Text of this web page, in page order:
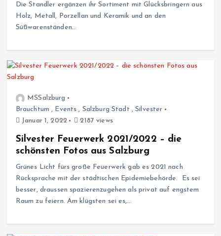
Die Standler ergänzen ihr Sortiment mit Glücksbringern aus
Holz, Metall, Porzellan und Keramik und an den
Süßwarenständen…
MSSalzburg
Brauchtum , Events , Salzburg Stadt ,Silvester
Januar 1, 2022
2187 views
Silvester Feuerwerk 2021/2022 – die
schönsten Fotos aus Salzburg
Grünes Licht fürs große Feuerwerk gab es 2021 nach
Rücksprache mit der städtischen Epidemiebehörde. Es sei
besser, draussen spazierenzugehen als privat auf engstem
Raum zu feiern. Am klügsten sei es,…